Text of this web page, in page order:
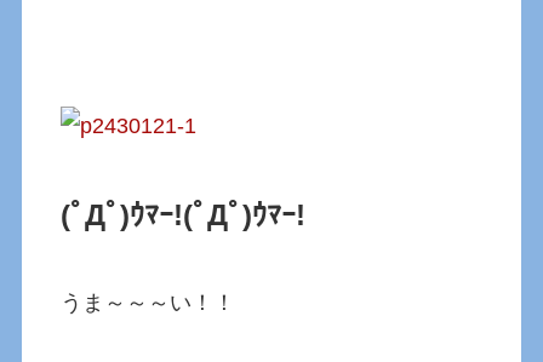
(ﾟДﾟ)ｳﾏｰ!(ﾟДﾟ)ｳﾏｰ!
うま～～～い！！